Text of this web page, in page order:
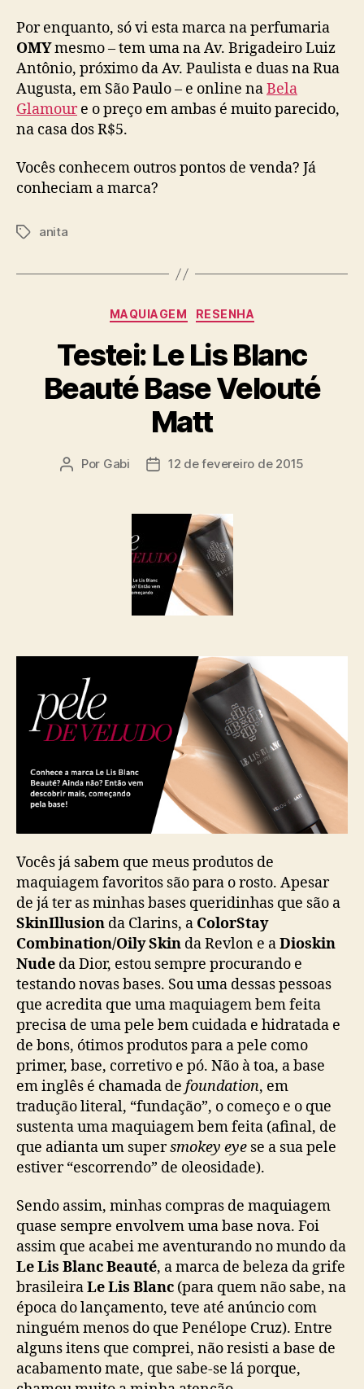
Por enquanto, só vi esta marca na perfumaria
OMYmesmo – tem uma na Av. Brigadeiro Luiz
Antônio, próximo da Av. Paulista e duas na Rua
Augusta, em São Paulo – e online naBela
Glamoure o preço em ambas é muito parecido,
na casa dos R$5.
Vocês conhecem outros pontos de venda? Já
conheciam a marca?
Tagsanita
Categorias
MAQUIAGEM RESENHA
Testei: Le Lis Blanc
Beauté Base Velouté
Matt
Autor
Por Gabi
Data12 de fevereiro de 2015
Vocês já sabem que meus produtos de
maquiagem favoritos são para o rosto. Apesar
de já ter as minhas bases queridinhas que são a
SkinIllusion da Clarins, a ColorStay
Combination/Oily Skin da Revlon e aDioskin
Nude da Dior, estou sempre procurando e
testando novas bases. Sou uma dessas pessoas
que acredita que uma maquiagem bem feita
precisa de uma pele bem cuidada e hidratada e
de bons, ótimos produtos para a pele como
primer, base, corretivo e pó. Não à toa, a base
em inglês é chamada de foundation, em
tradução literal, “fundação”, o começo e o que
sustenta uma maquiagem bem feita (afinal, de
que adianta um supersmokey eye se a sua pele
estiver “escorrendo” de oleosidade).
Sendo assim, minhas compras de maquiagem
quase sempre envolvem uma base nova. Foi
assim que acabei me aventurando no mundo da
Le Lis Blanc Beauté, a marca de beleza da grife
brasileiraLe Lis Blanc (para quem não sabe, na
época do lançamento, teve até anúncio com
ninguém menos do que Penélope Cruz). Entre
alguns itens que comprei, não resisti a base de
acabamento mate, que sabe-se lá porque,